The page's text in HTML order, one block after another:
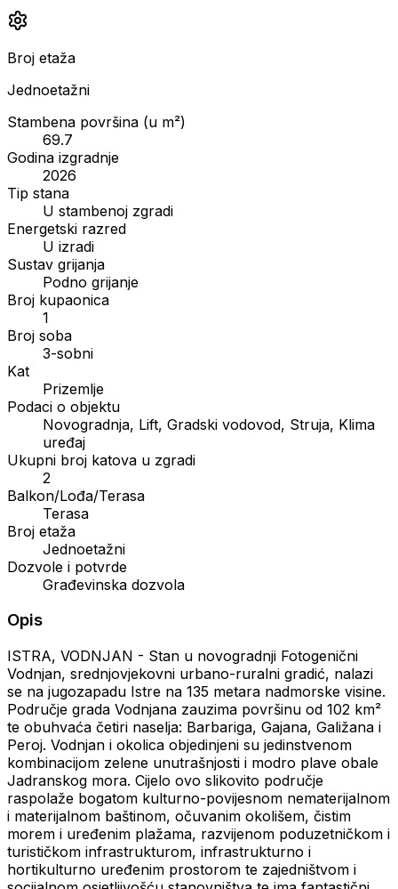
Broj etaža
Jednoetažni
Stambena površina (u m²)
69.7
Godina izgradnje
2026
Tip stana
U stambenoj zgradi
Energetski razred
U izradi
Sustav grijanja
Podno grijanje
Broj kupaonica
1
Broj soba
3-sobni
Kat
Prizemlje
Podaci o objektu
Novogradnja, Lift, Gradski vodovod, Struja, Klima
uređaj
Ukupni broj katova u zgradi
2
Balkon/Lođa/Terasa
Terasa
Broj etaža
Jednoetažni
Dozvole i potvrde
Građevinska dozvola
Opis
ISTRA, VODNJAN - Stan u novogradnji Fotogenični
Vodnjan, srednjovjekovni urbano-ruralni gradić, nalazi
se na jugozapadu Istre na 135 metara nadmorske visine.
Područje grada Vodnjana zauzima površinu od 102 km²
te obuhvaća četiri naselja: Barbariga, Gajana, Galižana i
Peroj. Vodnjan i okolica objedinjeni su jedinstvenom
kombinacijom zelene unutrašnjosti i modro plave obale
Jadranskog mora. Cijelo ovo slikovito područje
raspolaže bogatom kulturno-povijesnom nematerijalnom
i materijalnom baštinom, očuvanim okolišem, čistim
morem i uređenim plažama, razvijenom poduzetničkom i
turističkom infrastrukturom, infrastrukturno i
hortikulturno uređenim prostorom te zajedništvom i